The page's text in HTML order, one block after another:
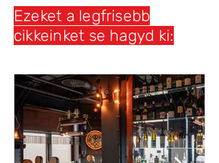
Ezeket a legfrisebb
cikkeinket se hagyd ki: